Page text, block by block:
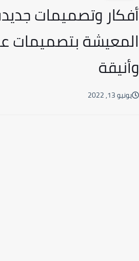
وتصميمات
بتصميمات
13, 2022